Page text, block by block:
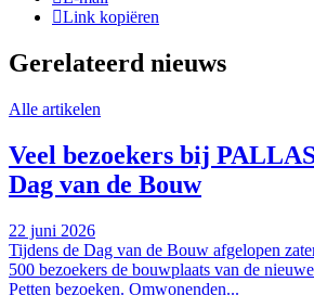
Link kopiëren
Gerelateerd nieuws
Alle artikelen
Veel bezoekers bij
Dag van de Bouw
22 juni 2026
Tijdens de Dag van de Bouw afgelopen
500 bezoekers de bouwplaats van de
Petten bezoeken. Omwonenden...